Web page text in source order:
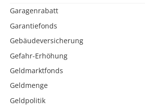
Garagenrabatt
Garantiefonds
Gebäudeversicherung
Gefahr-Erhöhung
Geldmarktfonds
Geldmenge
Geldpolitik